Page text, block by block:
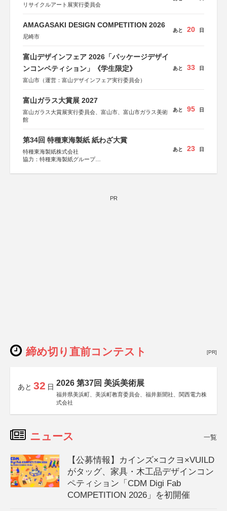
リサイクルアート展実行委員会
AMAGASAKI DESIGN COMPETITION 2026
尼崎市
あと 20 日
富山デザインフェア 2026「パッケージデザイ
ンコンペティション」《学生限定》
富山市（運営：富山デザインフェア実行委員会）
あと 33 日
富山ガラス大賞展 2027
富山ガラス大賞展実行委員会、富山市、富山市ガラス美術
館
あと 95 日
第34回 特種東海製紙 紙わざ大賞
特種東海製紙株式会社
協力：特種東海製紙グループ
あと 23 日
PR
締め切り直前コンテスト [PR]
あと 32 日 2026 第37回 美浜美術展
福井県美浜町、美浜町教育委員会、福井新聞社、関西電力株
式会社
ニュース 一覧
【公募情報】カインズ×コクヨ×VUILD
がタッグ、家具・木工品デザインコン
ペティション「CDM Digi Fab
COMPETITION 2026」を初開催